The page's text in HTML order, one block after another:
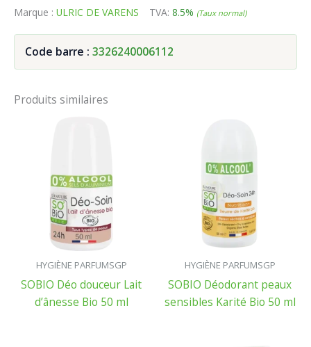
Marque : ULRIC DE VARENS TVA: 8.5% (Taux normal)
Code barre : 3326240006112
Produits similaires
HYGIÈNE PARFUMSGP
SOBIO Déo douceur Lait
d’ânesse Bio 50 ml
HYGIÈNE PARFUMSGP
SOBIO Déodorant peaux
sensibles Karité Bio 50 ml